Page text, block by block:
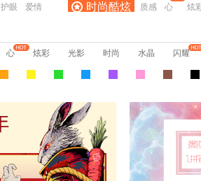
护眼 爱情 时尚酷炫 质感 心 炫
心 炫彩 光影 时尚 水晶 闪耀